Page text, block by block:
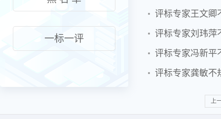
一标一评
评标专家王文卿
评标专家刘玮萍
评标专家冯新平
评标专家龚敏不
上